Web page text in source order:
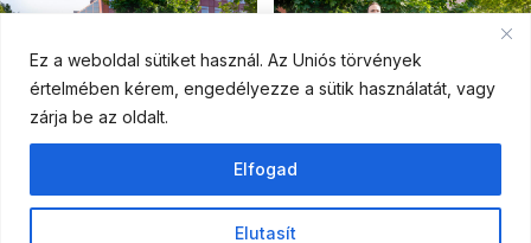
Ez a weboldal sütiket használ. Az Uniós törvények
értelmében kérem, engedélyezze a sütik használatát, vagy
zárja be az oldalt.
Elutasít
Elfogad